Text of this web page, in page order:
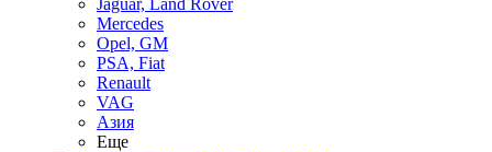
Jaguar, Land Rover
Mercedes
Opel, GM
PSA, Fiat
Renault
VAG
Азия
Еще